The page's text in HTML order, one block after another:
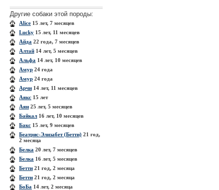
Другие собаки этой породы:
Aliсe 15 лет, 7 месяцев
Lucky 15 лет, 11 месяцев
Айда 22 года, 7 месяцев
Алтай 14 лет, 5 месяцев
Альфа 14 лет, 10 месяцев
Амур 24 года
Амур 24 года
Арчи 14 лет, 11 месяцев
Аякс 15 лет
Аян 25 лет, 5 месяцев
Байкал 16 лет, 10 месяцев
Бакс 15 лет, 9 месяцев
Беатрис-Элизабет (Бетти) 21 год,
2 месяца
Белка 20 лет, 7 месяцев
Белка 16 лет, 5 месяцев
Бетти 21 год, 2 месяца
Бетти 21 год, 2 месяца
БоБа 14 лет, 2 месяца